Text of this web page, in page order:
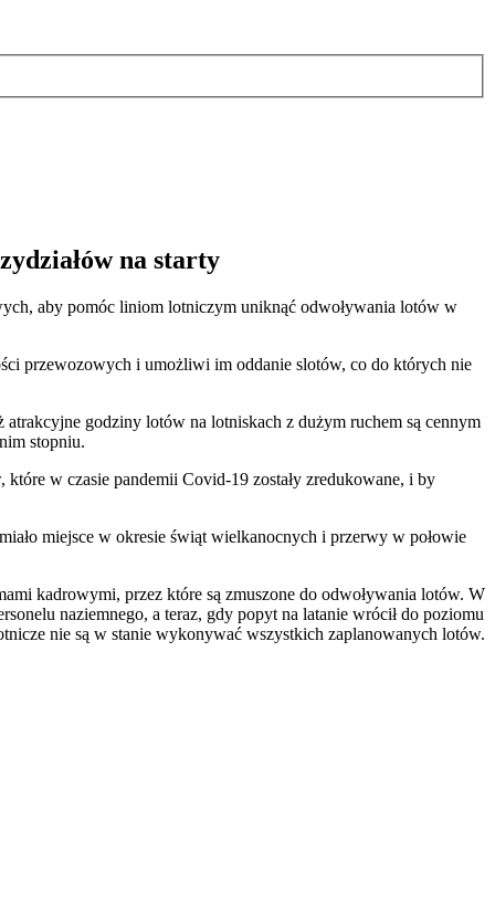
na starty
aby pomóc liniom lotniczym uniknąć odwoływania lotów w
przewozowych i umożliwi im oddanie slotów, co do których nie
godziny lotów na lotniskach z dużym ruchem są cennym
stopniu.
które w czasie pandemii Covid-19 zostały zredukowane, i by
miejsce w okresie świąt wielkanocnych i przerwy w połowie
kadrowymi, przez które są zmuszone do odwoływania lotów. W
naziemnego, a teraz, gdy popyt na latanie wrócił do poziomu
nie są w stanie wykonywać wszystkich zaplanowanych lotów.